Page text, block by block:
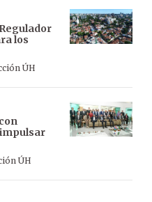
los
ÚH
ÚH